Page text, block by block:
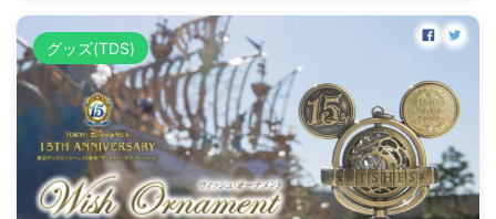
グッズ(TDS)